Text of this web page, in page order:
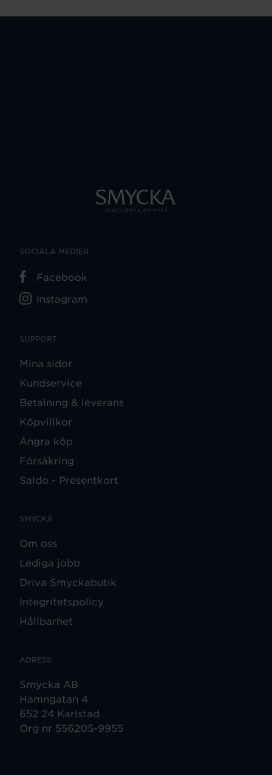
SUPPORT
Mina sidor
Kundservice
Betalning & leverans
Köpvillkor
Ångra köp
Försäkring
Saldo - Presentkort
SMYCKA
Om oss
Lediga jobb
Driva Smyckabutik
Integritetspolicy
Hållbarhet
ADRESS
Smycka AB
Hamngatan 4
652 24 Karlstad
Org nr 556205-9955
SOCIALA MEDIER
Facebook
Instagram